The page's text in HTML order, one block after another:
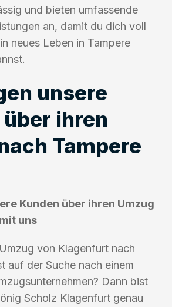
und bieten umfassende
an, damit du dich voll
neues Leben in Tampere
unsere
ihren
Tampere
Kunden über ihren Umzug
uns
von Klagenfurt nach
auf der Suche nach einem
Dann bist
Scholz Klagenfurt genau